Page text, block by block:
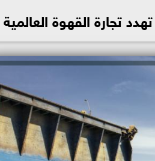
تجارة القهوة العالمية